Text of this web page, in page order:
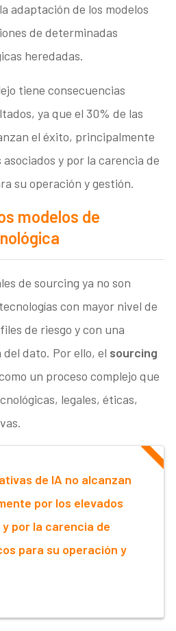
adaptación de los modelos
de determinadas
heredadas.
tiene consecuencias
ya que el 30% de las
el éxito, principalmente
y por la carencia de
su operación y gestión.
modelos de
de sourcing ya no son
con mayor nivel de
de riesgo y con una
dato. Por ello, el sourcing
un proceso complejo que
legales, éticas,
de IA no alcanzan
por los elevados
por la carencia de
para su operación y